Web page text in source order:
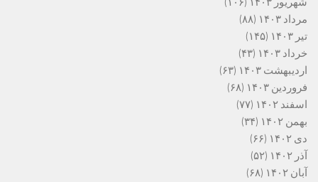
مرداد ۱۴۰۳
(۸۸)
تیر ۱۴۰۳
(۱۴۵)
خرداد ۱۴۰۳
(۴۳)
اردیبهشت ۱۴۰۳
(۶۳)
فروردین ۱۴۰۳
(۶۸)
اسفند ۱۴۰۲
(۷۷)
بهمن ۱۴۰۲
(۳۴)
دی ۱۴۰۲
(۶۶)
آذر ۱۴۰۲
(۵۲)
آبان ۱۴۰۲
(۶۸)